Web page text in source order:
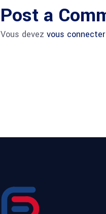
Post a
Vous devez vous connecter